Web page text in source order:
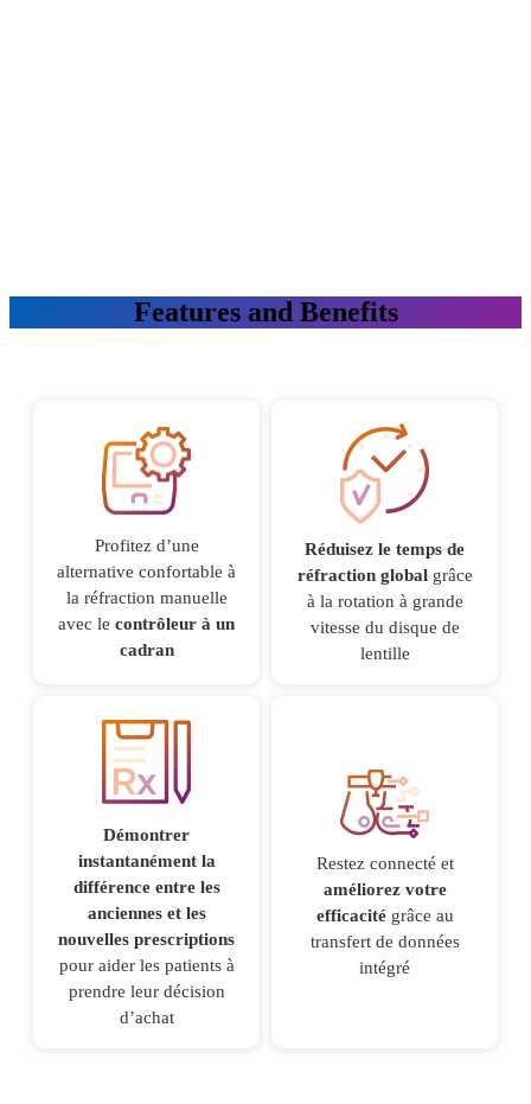
Features and Benefits
Profitez d’une
alternative confortable à
la réfraction manuelle
avec le contrôleur à un
cadran
Réduisez le temps de
réfraction globalgrâce
à la rotation à grande
vitesse du disque de
lentille
Démontrer
instantanément la
différence entre les
anciennes et les
nouvelles prescriptions
pour aider les patients à
prendre leur décision
d’achat
Restez connecté et
améliorez votre
efficacitégrâce au
transfert de données
intégré